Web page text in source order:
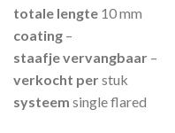
totale lengte 10 mm
coating –
staafje vervangbaar –
verkocht perstuk
systeem single flared